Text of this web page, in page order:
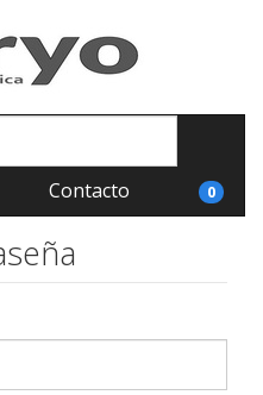
Contacto 0